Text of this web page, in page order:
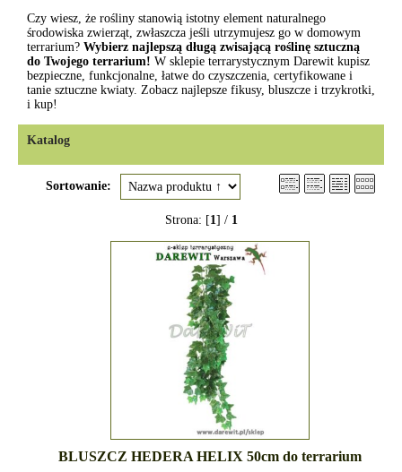
Czy wiesz, że rośliny stanowią istotny element naturalnego
środowiska zwierząt, zwłaszcza jeśli utrzymujesz go w domowym
terrarium? Wybierz najlepszą długą zwisającą roślinę sztuczną
do Twojego terrarium! W sklepie terrarystycznym Darewit kupisz
bezpieczne, funkcjonalne, łatwe do czyszczenia, certyfikowane i
tanie sztuczne kwiaty. Zobacz najlepsze fikusy, bluszcze i trzykrotki,
i kup!
Katalog
Sortowanie:
Strona: [1] / 1
BLUSZCZ HEDERA HELIX 50cm do terrarium